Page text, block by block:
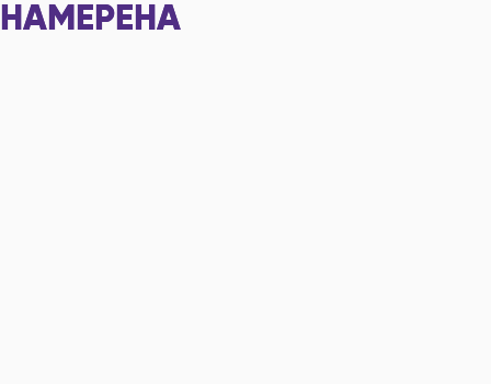
НАМЕРЕНА